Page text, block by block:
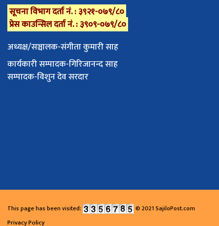
सूचना विभाग दर्ता नं. : ३९२१-०७९/८०
प्रेस काउन्सिल दर्ता नं. : ३९०९-०७९/८०
अध्यक्ष/सञ्चालक-संगीता कुमारी साह
कार्यकारी सम्पादक-गिरिजानन्द साह
सम्पादक-विशुन देव सरदार
This page has been visited: © 2021 SajiloPost.com
Privacy Policy